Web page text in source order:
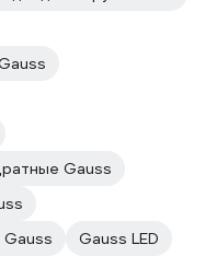
Gauss
Gauss LED